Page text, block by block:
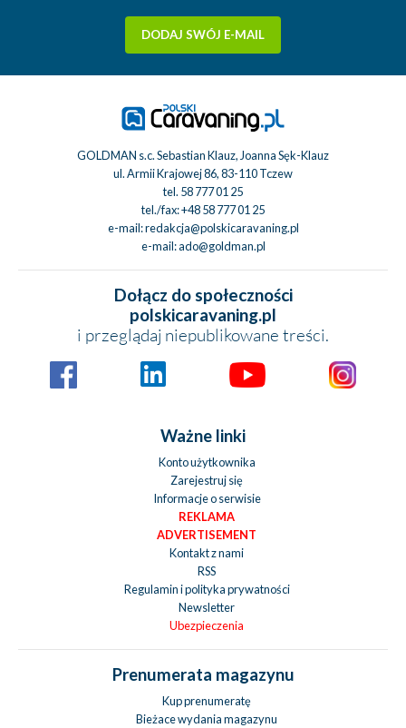
DODAJ SWÓJ E-MAIL
GOLDMAN s.c. Sebastian Klauz, Joanna Sęk-Klauz
ul. Armii Krajowej 86, 83-110 Tczew
tel. 58 777 01 25
tel./fax:+48 58 777 01 25
e-mail:redakcja@polskicaravaning.pl
e-mail:ado@goldman.pl
Dołącz do społeczności
polskicaravaning.pl
i przeglądaj niepublikowane treści.
Ważne linki
Konto użytkownika
Zarejestruj się
Informacje o serwisie
REKLAMA
ADVERTISEMENT
Kontakt z nami
RSS
Regulamin i polityka prywatności
Newsletter
Ubezpieczenia
Prenumerata magazynu
Kup prenumeratę
Bieżace wydania magazynu